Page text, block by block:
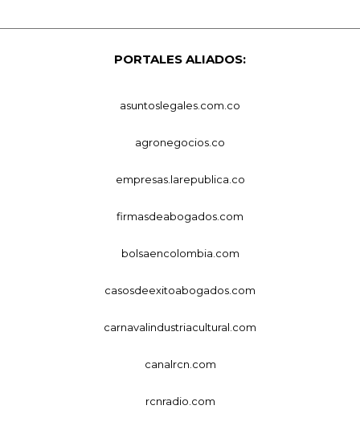
PORTALES ALIADOS:
asuntoslegales.com.co
agronegocios.co
empresas.larepublica.co
firmasdeabogados.com
bolsaencolombia.com
casosdeexitoabogados.com
carnavalindustriacultural.com
canalrcn.com
rcnradio.com